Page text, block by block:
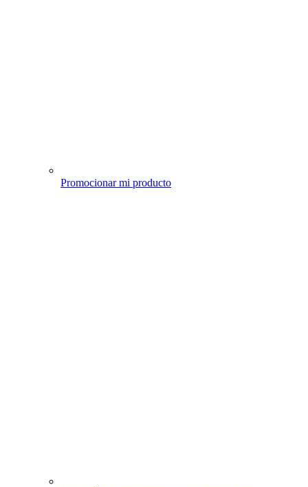
Promocionar mi producto